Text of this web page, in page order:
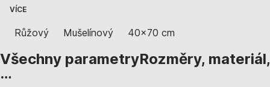
VÍCE
Růžový Mušelínový 40x70 cm
Všechny parametryRozměry, materiál,
…